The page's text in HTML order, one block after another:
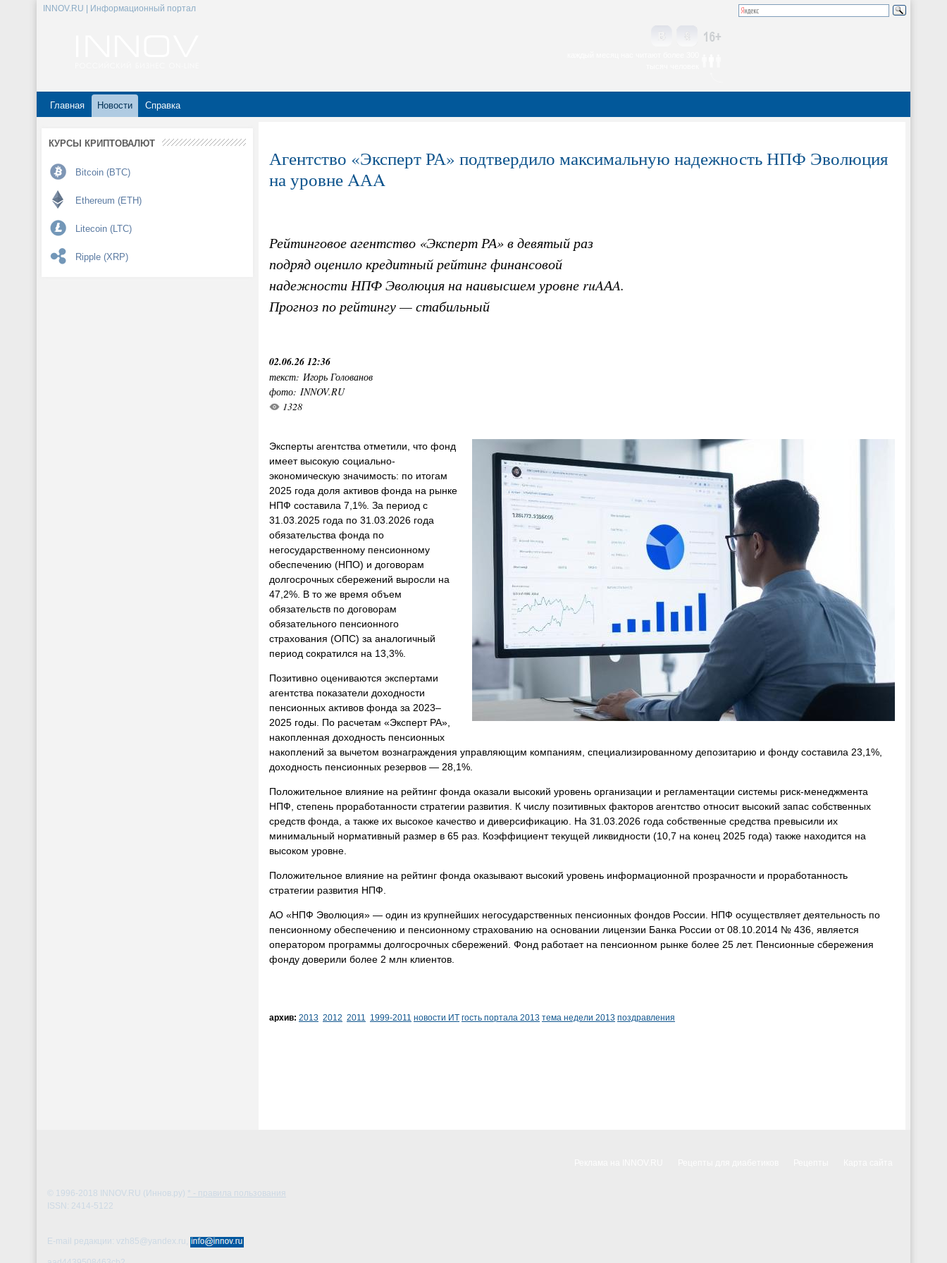
INNOV.RU | Информационный портал
Главная Новости Справка
КУРСЫ КРИПТОВАЛЮТ
Bitcoin (BTC)
Ethereum (ETH)
Litecoin (LTC)
Ripple (XRP)
Агентство «Эксперт РА» подтвердило максимальную надежность НПФ Эволюция
на уровне AАA
Рейтинговое агентство «Эксперт РА» в девятый раз
подряд оценило кредитный рейтинг финансовой
надежности НПФ Эволюция на наивысшем уровне ruAАA.
Прогноз по рейтингу — стабильный
02.06.26 12:36
текст: Игорь Голованов
фото: INNOV.RU
1328
Эксперты агентства отметили, что фонд
имеет высокую социально-
экономическую значимость: по итогам
2025 года доля активов фонда на рынке
НПФ составила 7,1%. За период с
31.03.2025 года по 31.03.2026 года
обязательства фонда по
негосударственному пенсионному
обеспечению (НПО) и договорам
долгосрочных сбережений выросли на
47,2%. В то же время объем
обязательств по договорам
обязательного пенсионного
страхования (ОПС) за аналогичный
период сократился на 13,3%.
Позитивно оцениваются экспертами
агентства показатели доходности
пенсионных активов фонда за 2023–
2025 годы. По расчетам «Эксперт РА»,
накопленная доходность пенсионных
накоплений за вычетом вознаграждения управляющим компаниям, специализированному депозитарию и фонду составила 23,1%,
доходность пенсионных резервов — 28,1%.
Положительное влияние на рейтинг фонда оказали высокий уровень организации и регламентации системы риск-менеджмента
НПФ, степень проработанности стратегии развития. К числу позитивных факторов агентство относит высокий запас собственных
средств фонда, а также их высокое качество и диверсификацию. На 31.03.2026 года собственные средства превысили их
минимальный нормативный размер в 65 раз. Коэффициент текущей ликвидности (10,7 на конец 2025 года) также находится на
высоком уровне.
Положительное влияние на рейтинг фонда оказывают высокий уровень информационной прозрачности и проработанность
стратегии развития НПФ.
АО «НПФ Эволюция» — один из крупнейших негосударственных пенсионных фондов России. НПФ осуществляет деятельность по
пенсионному обеспечению и пенсионному страхованию на основании лицензии Банка России от 08.10.2014 № 436, является
оператором программы долгосрочных сбережений. Фонд работает на пенсионном рынке более 25 лет. Пенсионные сбережения
фонду доверили более 2 млн клиентов.
архив: 2013 2012 2011 1999-2011 новости ИТ гость портала 2013 тема недели 2013 поздравления
© 1996-2018 INNOV.RU (Иннов.ру) * - правила пользования
ISSN: 2414-5122
E-mail редакции: vzh85@yandex.ru,